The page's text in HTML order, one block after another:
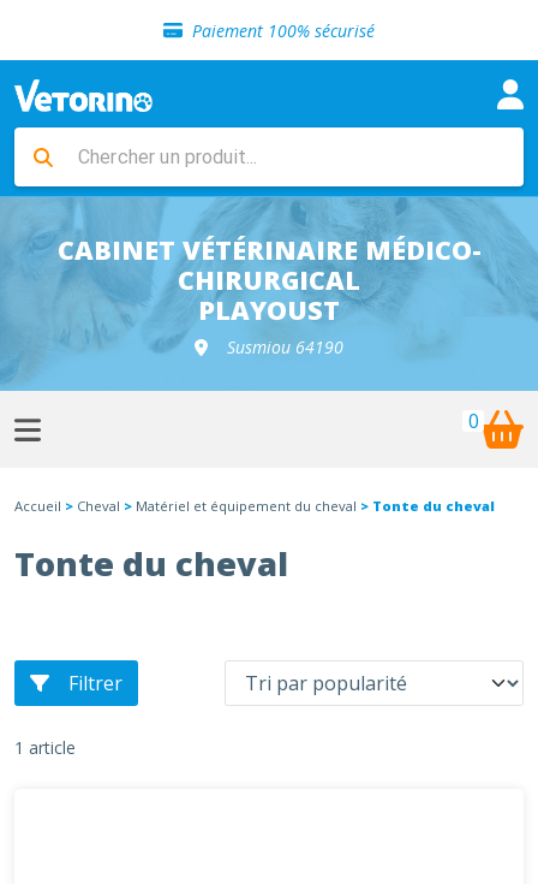
Paiement 100% sécurisé
Livraison gratuite en clinique vétérinaire
Sélection de croquettes vétérinaire
Livraison gratuite en clinique vétérinaire
Retour gratuit en clinique
Sélection de croquettes vétérinaire
CABINET VÉTÉRINAIRE MÉDICO-
CHIRURGICAL
PLAYOUST
Susmiou 64190
0
Accueil > Cheval > Matériel et équipement du cheval > Tonte du cheval
Tonte du cheval
Filtrer
1 article